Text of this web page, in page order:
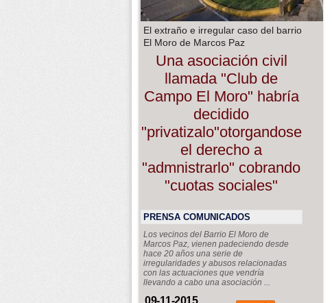
El extraño e irregular caso del barrio
El Moro de Marcos Paz
Una asociación civil
llamada "Club de
Campo El Moro" habría
decidido
"privatizalo"otorgandose
el derecho a
"admnistrarlo" cobrando
"cuotas sociales"
PRENSA COMUNICADOS
Los vecinos del Barrio El Moro de
Marcos Paz, vienen padeciendo desde
hace 20 años una serie de
irregularidades y abusos relacionadas
con las actuaciones que vendría
llevando a cabo una asociación ...
09-11-2015